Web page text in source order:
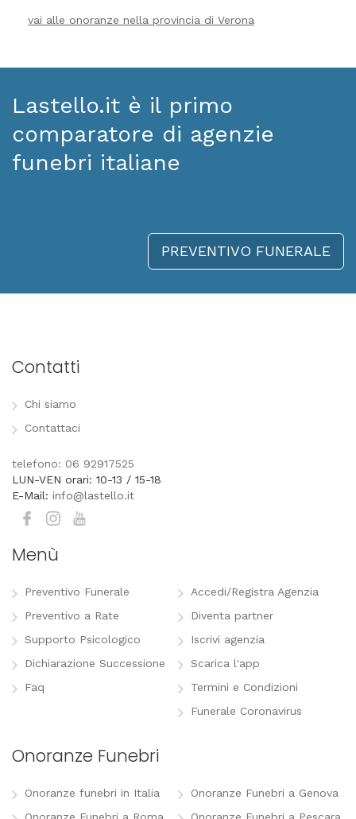
vai alle onoranze nella provincia di Verona
Lastello.it è il primo
comparatore di agenzie
funebri italiane
PREVENTIVO FUNERALE
Contatti
Chi siamo
Contattaci
telefono: 06 92917525
LUN-VEN orari: 10-13 / 15-18
E-Mail: info@lastello.it
Menù
Preventivo Funerale
Preventivo a Rate
Supporto Psicologico
Dichiarazione Successione
Faq
Accedi/Registra Agenzia
Diventa partner
Iscrivi agenzia
Scarica l'app
Termini e Condizioni
Funerale Coronavirus
Onoranze Funebri
Onoranze funebri in Italia
Onoranze Funebri a Genova